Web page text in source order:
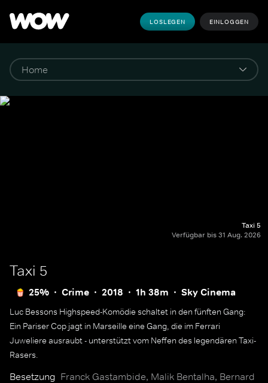
LOSLEGEN EINLOGGEN
Taxi 5
Verfügbar bis 31 Aug. 2026
Taxi 5
25% Crime 2018 1h 38m Sky Cinema
Luc Bessons Highspeed-Komödie schaltet in den fünften Gang:
Ein Pariser Cop jagt in Marseille eine Gang, die im Ferrari
Juweliere ausraubt - unterstützt vom Neffen des legendären Taxi-
Rasers.
Besetzung Franck Gastambide, Malik Bentalha, Bernard